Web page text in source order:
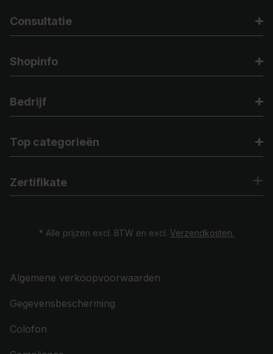
Consultatie
Shopinfo
Bedrijf
Top categorieën
Zertifikate
* Alle prijzen excl. BTW en excl. Verzendkosten.
Algemene verkoopvoorwaarden
Gegevensbescherming
Colofon